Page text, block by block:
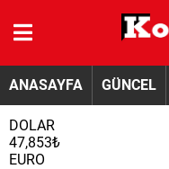
ANASAYFA GÜNCEL
DOLAR
47,853₺
EURO